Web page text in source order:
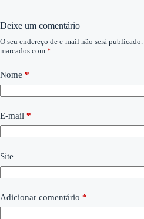
Deixe um comentário
O seu endereço de e-mail não será publicado.
marcados com *
Nome *
E-mail *
Site
Adicionar comentário *